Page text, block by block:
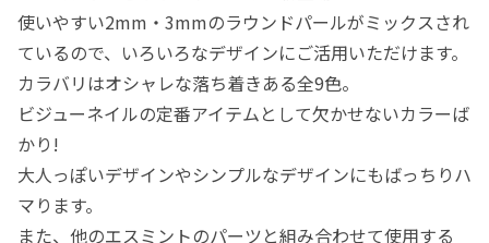
使いやすい2mm・3mmのラウンドパールがミックスされ
ているので、いろいろなデザインにご活用いただけます。
カラバリはオシャレな落ち着きある全9色。
ビジューネイルの定番アイテムとして欠かせないカラーば
かり!
大人っぽいデザインやシンプルなデザインにもばっちりハ
マります。
また、他のエスミントのパーツと組み合わせて使用する